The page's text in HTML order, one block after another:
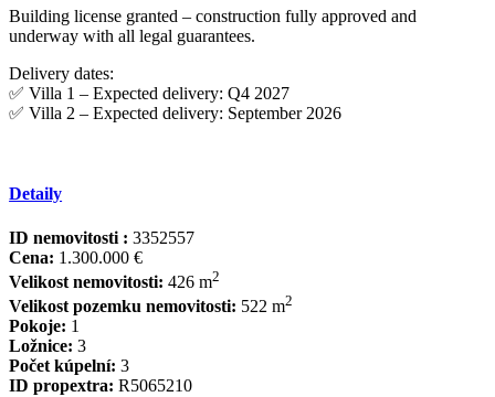
Building ‌license ‌granted ‌– construction ‌fully ‌approved and
‌underway with ‌all legal guarantees.
Delivery ‌dates:
✅ ‌Villa ‌1 – Expected ‌delivery: ‌Q4 2027
✅ Villa ‌2 ‌– ‌Expected ‌delivery: ‌September ‌2026
Detaily
ID nemovitosti : 3352557
Cena: 1.300.000 €
Velikost nemovitosti: 426 m2
Velikost pozemku nemovitosti: 522 m2
Pokoje: 1
Ložnice: 3
Počet kúpelní: 3
ID propextra: R5065210